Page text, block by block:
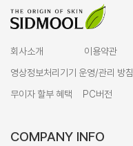
회사소개 이용약관
영상정보처리기기 운영/관리 방침
무이자 할부 혜택
PC버전
COMPANY INFO